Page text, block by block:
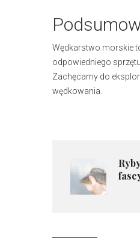
Wędkarstwo morskie
odpowiedniego
Zachęcamy do
wędkowania.